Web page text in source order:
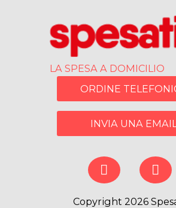
LA SPESA A DOMICILIO
ORDINE
INVIA UNA
Copyright 2026